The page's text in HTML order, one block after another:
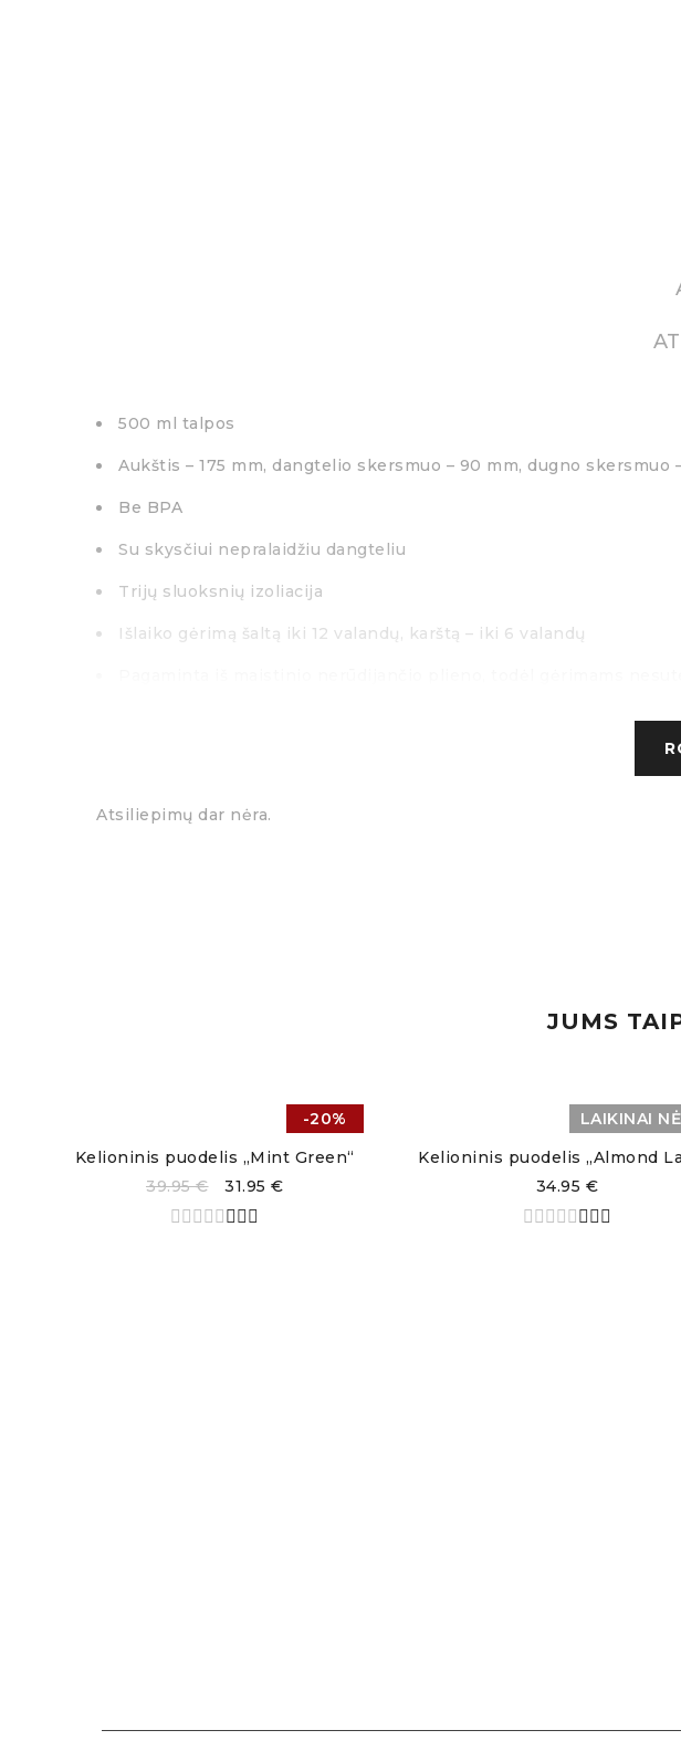
500 ml talpos
Aukštis – 175 mm, dangtelio skersmuo – 90 mm, dugno skersmuo
Be BPA
Su skysčiui nepralaidžiu dangteliu
Trijų sluoksnių izoliacija
Išlaiko gėrimą šaltą iki 12 valandų, karštą – iki 6 valandų
metalinį
Atsiliepimų dar nėra.
JUMS
-20%
Kelioninis puodelis „Mint Green“
39.95€ 31.95 €
LAIKINAI
Kelioninis puodelis „Almond
34.95 €